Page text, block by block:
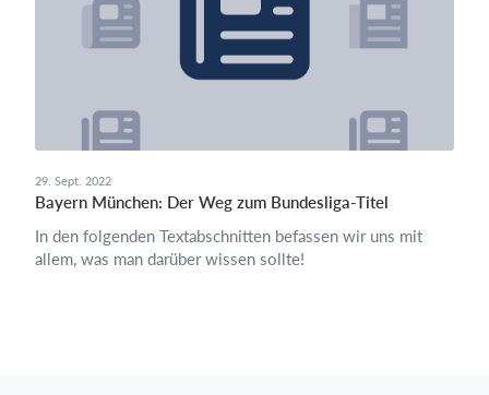
29. Sept. 2022
Bayern München: Der Weg zum Bundesliga-Titel
In den folgenden Textabschnitten befassen wir uns mit
allem, was man darüber wissen sollte!